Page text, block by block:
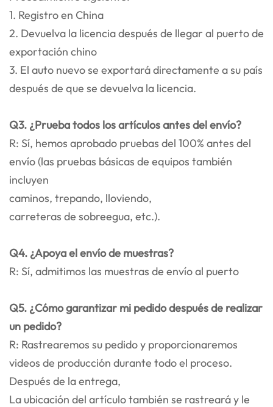
1. Registro en China
2. Devuelva la licencia después de llegar al puerto de
exportación chino
3. El auto nuevo se exportará directamente a su país
después de que se devuelva la licencia.
Q3. ¿Prueba todos los artículos antes del envío?
R: Sí, hemos aprobado pruebas del 100% antes del
envío (las pruebas básicas de equipos también
incluyen
caminos, trepando, lloviendo,
carreteras de sobreegua, etc.).
Q4. ¿Apoya el envío de muestras?
R: Sí, admitimos las muestras de envío al puerto
Q5. ¿Cómo garantizar mi pedido después de realizar
un pedido?
R: Rastrearemos su pedido y proporcionaremos
videos de producción durante todo el proceso.
Después de la entrega,
La ubicación del artículo también se rastreará y le